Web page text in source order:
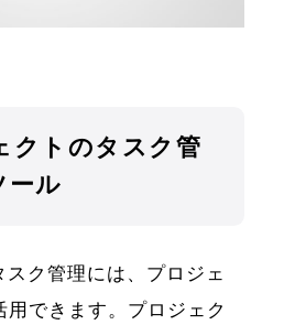
クトのタスク管
ール
スク管理には、プロジェ
用できます。プロジェク